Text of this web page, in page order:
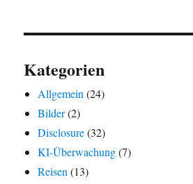
Kategorien
Allgemein (24)
Bilder(2)
Disclosure(32)
KI-Überwachung(7)
Reisen (13)